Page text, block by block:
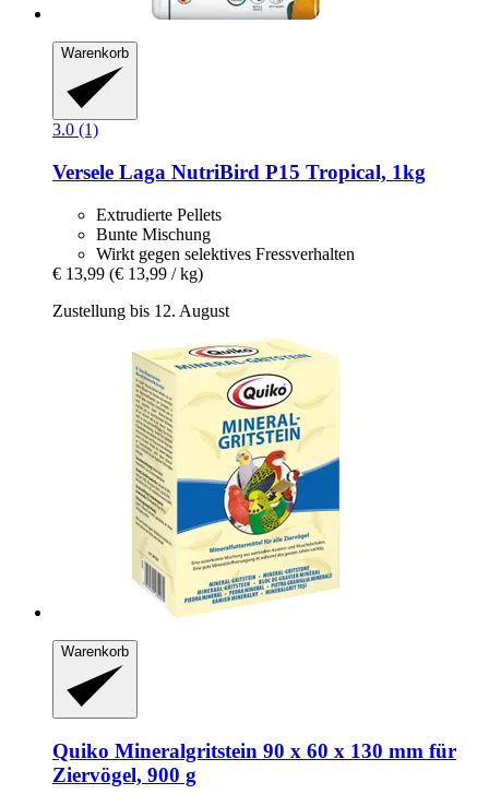
Warenkorb
3.0 (1)
Versele Laga NutriBird P15 Tropical, 1kg
Extrudierte Pellets
Bunte Mischung
Wirkt gegen selektives Fressverhalten
€ 13,99 (€ 13,99 / kg)
Zustellung bis 12. August
Warenkorb
Quiko Mineralgritstein 90 x 60 x 130 mm für
Ziervögel, 900 g